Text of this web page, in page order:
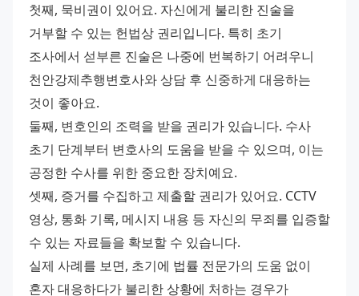
첫째, 묵비권이 있어요. 자신에게 불리한 진술을
거부할 수 있는 헌법상 권리입니다. 특히 초기
조사에서 섣부른 진술은 나중에 번복하기 어려우니
천안강제추행변호사와 상담 후 신중하게 대응하는
것이 좋아요.
둘째, 변호인의 조력을 받을 권리가 있습니다. 수사
초기 단계부터 변호사의 도움을 받을 수 있으며, 이는
공정한 수사를 위한 중요한 장치예요.
셋째, 증거를 수집하고 제출할 권리가 있어요. CCTV
영상, 통화 기록, 메시지 내용 등 자신의 무죄를 입증할
수 있는 자료들을 확보할 수 있습니다.
실제 사례를 보면, 초기에 법률 전문가의 도움 없이
혼자 대응하다가 불리한 상황에 처하는 경우가